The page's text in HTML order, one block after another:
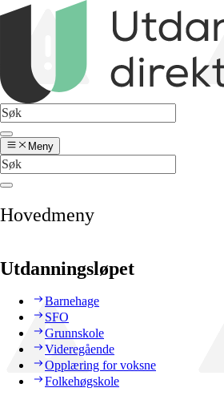
Meny
Hovedmeny
Utdanningsløpet
Barnehage
SFO
Grunnskole
Videregående
Opplæring for voksne
Folkehøgskole